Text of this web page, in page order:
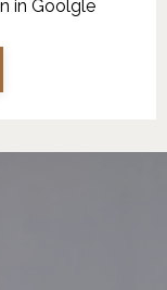
in Goolgle